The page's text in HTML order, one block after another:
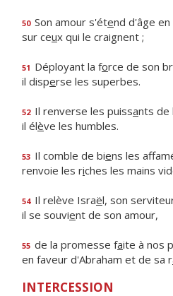
50 Son amour s'étend d'âge en
sur ceux qui le craignent ;
51 Déployant la force de son
il disperse les superbes.
52 Il renverse les puissants de
il élève les humbles.
53 Il comble de biens les
renvoie les riches les mains
54 Il relève Israël, son
il se souvient de son amour,
55 de la promesse faite à nos
en faveur d'Abraham et de sa r
INTERCESSION